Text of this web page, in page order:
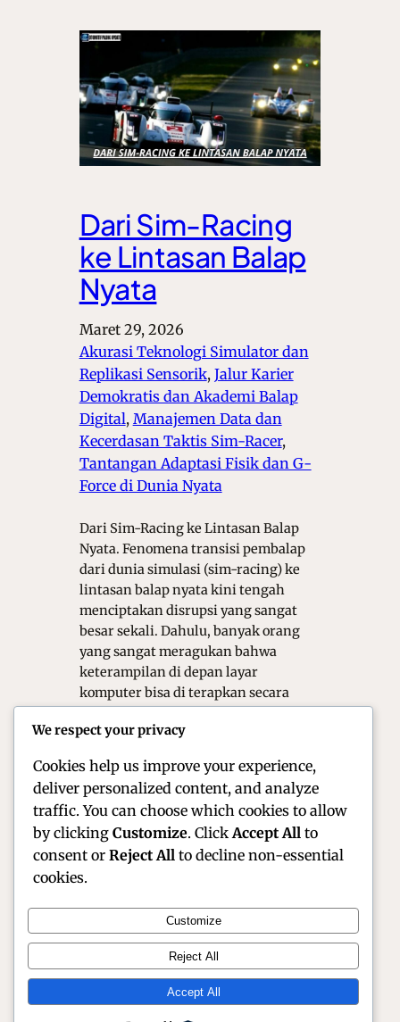
Dari Sim-Racing
ke Lintasan Balap
Nyata
Maret 29, 2026
Akurasi Teknologi Simulator dan
Replikasi Sensorik, Jalur Karier
Demokratis dan Akademi Balap
Digital, Manajemen Data dan
Kecerdasan Taktis Sim-Racer ,
Tantangan Adaptasi Fisik dan G-
Force di Dunia Nyata
Dari Sim-Racing ke Lintasan Balap
Nyata. Fenomena transisi pembalap
dari dunia simulasi (sim-racing) ke
lintasan balap nyata kini tengah
menciptakan disrupsi yang sangat
besar sekali. Dahulu, banyak orang
yang sangat meragukan bahwa
keterampilan di depan layar
komputer bisa di terapkan secara
kemunculan talenta berbakat yang
Official Site of Christian Montanari | Racer &
Motorsport Profile
We respect your privacy
Cookies help us improve your experience,
deliver personalized content, and analyze
traffic. You can choose which cookies to allow
by clicking Customize. Click Accept All to
consent or Reject All to decline non-essential
cookies.
Customize
Reject All
Accept All